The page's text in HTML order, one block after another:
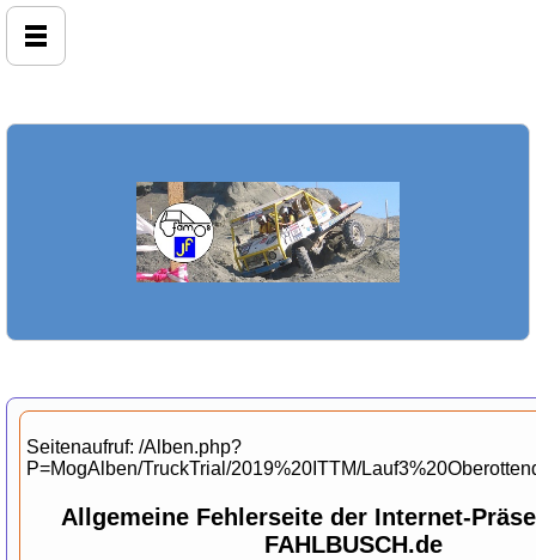
Seitenaufruf: /Alben.php?
P=MogAlben/TruckTrial/2019%20ITTM/
Allgemeine Fehlerseite der Internet-
FAHLBUSCH.de